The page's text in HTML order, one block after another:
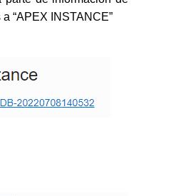
“APEX INSTANCE”